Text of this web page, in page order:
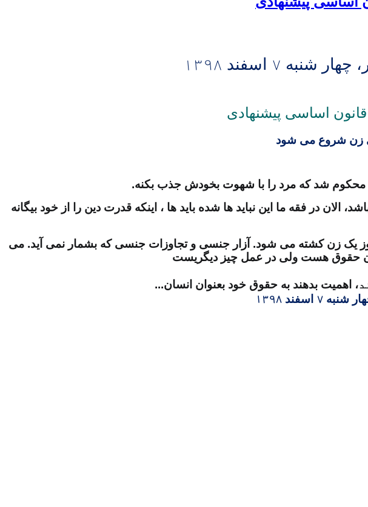
چهار شنبه ۷ اسفند ۱۳۹۸
اساسی پیشنهادی
زن شروع می شود
محکوم شد که مرد را با شهوت بخودش جذب بکنه.
باشد، الان در فقه ما این نباید ها شده باید ها ، اینکه قدرت دین را از خود بیگانه
یک زن کشته می شود. آزار جنسی و تجاوزات جنسی که بشمار نمی آید. می
حقوق هست ولی در عمل چیز دیگریست
، اهمیت بدهند به حقوق خود بعنوان انسان...
شنبه۷ اسفند۱۳۹۸